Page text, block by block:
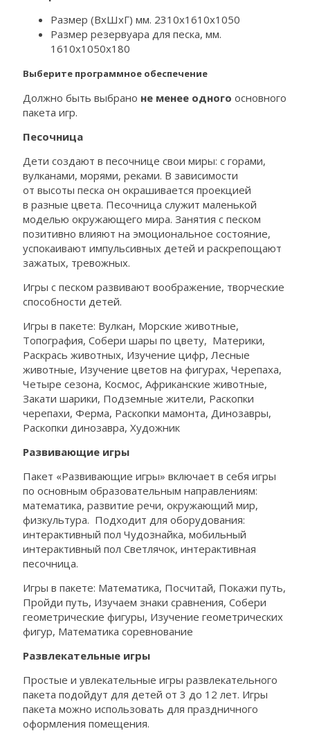
Размер (ВхШхГ) мм. 2310х1610х1050
Размер резервуара для песка, мм.
1610х1050х180
Выберите программное обеспечение
Должно быть выбрано не менее одного основного
пакета игр.
Песочница
Дети создают в песочнице свои миры: с горами,
вулканами, морями, реками. В зависимости
от высоты песка он окрашивается проекцией
в разные цвета. Песочница служит маленькой
моделью окружающего мира. Занятия с песком
позитивно влияют на эмоциональное состояние,
успокаивают импульсивных детей и раскрепощают
зажатых, тревожных.
Игры с песком развивают воображение, творческие
способности детей.
Игры в пакете: Вулкан, Морские животные,
Топография, Собери шары по цвету, Материки,
Раскрась животных, Изучение цифр, Лесные
животные, Изучение цветов на фигурах, Черепаха,
Четыре сезона, Космос, Африканские животные,
Закати шарики, Подземные жители, Раскопки
черепахи, Ферма, Раскопки мамонта, Динозавры,
Раскопки динозавра, Художник
Развивающие игры
Пакет «Развивающие игры» включает в себя игры
по основным образовательным направлениям:
математика, развитие речи, окружающий мир,
физкультура. Подходит для оборудования:
интерактивный пол Чудознайка, мобильный
интерактивный пол Светлячок, интерактивная
песочница.
Игры в пакете: Математика, Посчитай, Покажи путь,
Пройди путь, Изучаем знаки сравнения, Собери
геометрические фигуры, Изучение геометрических
фигур, Математика соревнование
Развлекательные игры
Простые и увлекательные игры развлекательного
пакета подойдут для детей от 3 до 12 лет. Игры
пакета можно использовать для праздничного
оформления помещения.